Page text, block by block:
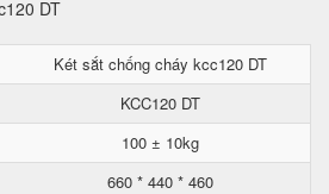
Két sắt chống cháy kcc120 DT
KCC120 DT
100 ± 10kg
660 * 440 * 460